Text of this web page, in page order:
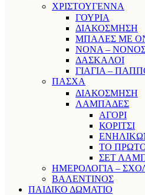
ΧΡΙΣΤΟΥΓΕΝΝΑ
ΓΟΥΡΙΑ
ΔΙΑΚΟΣΜΗΣΗ
ΜΠΑΛΕΣ ΜΕ
ΝΟΝΑ –
ΔΑΣΚΑΛΟΙ
ΓΙΑΓΙΑ –
ΠΑΣΧΑ
ΔΙΑΚΟΣΜΗΣΗ
ΛΑΜΠΑΔΕΣ
ΑΓΟΡΙ
ΚΟΡΙΤΣΙ
ΤΟ
ΣΕΤ
ΗΜΕΡΟΛΟΓΙΑ –
ΒΑΛΕΝΤΙΝΟΣ
ΠΑΙΔΙΚΟ ΔΩΜΑΤΙΟ